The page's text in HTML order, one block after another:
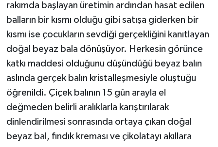
rakımda başlayan üretimin ardından hasat edilen
balların bir kısmı olduğu gibi satışa giderken bir
kısmı ise çocukların sevdiği gerçekliğini kanıtlayan
doğal beyaz bala dönüşüyor. Herkesin görünce
katkı maddesi olduğunu düşündüğü beyaz balın
aslında gerçek balın kristalleşmesiyle oluştuğu
öğrenildi. Çiçek balının 15 gün arayla el
değmeden belirli aralıklarla karıştırılarak
dinlendirilmesi sonrasında ortaya çıkan doğal
beyaz bal, fındık kreması ve çikolatayı akıllara
Siyaset